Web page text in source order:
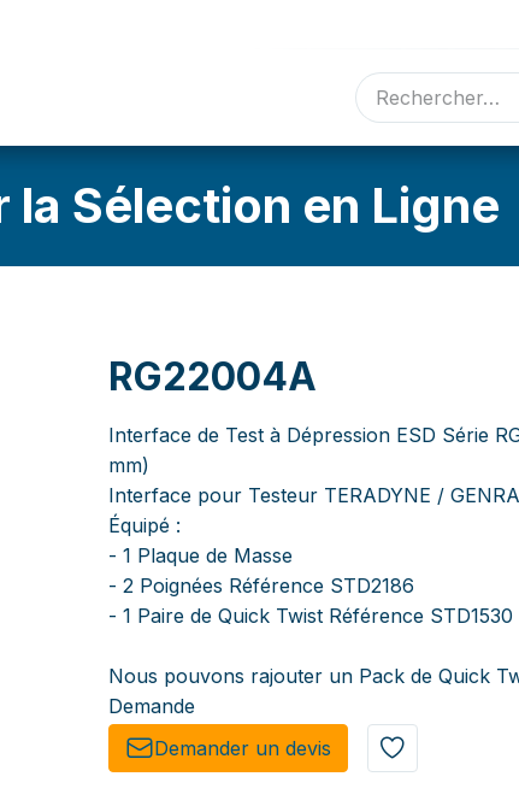
Sélection en ligne Contact
la Sélection en Ligne
RG22004A
Interface de Test à Dépression ESD Série
mm)
Interface pour Testeur TERADYNE /
Équipé :
- 1 Plaque de Masse
- 2 Poignées Référence STD2186
- 1 Paire de Quick Twist Référence STD1530
Nous pouvons rajouter un Pack de Quick
Demande
Demander un de​​vis​​